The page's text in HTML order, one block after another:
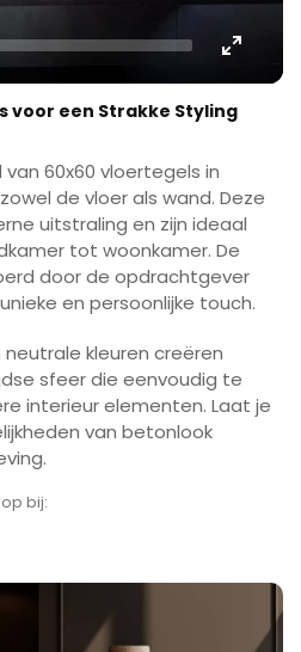
voor een Strakke Styling
60x60 vloertegels in
de vloer als wand. Deze
uitstraling en zijn ideaal
tot woonkamer. De
door de opdrachtgever
en persoonlijke touch.
kleuren creëren
sfeer die eenvoudig te
interieur elementen. Laat je
van betonlook
bij: